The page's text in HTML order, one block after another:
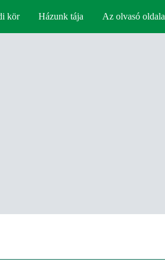
kör Házunk tája Az olvasó oldala